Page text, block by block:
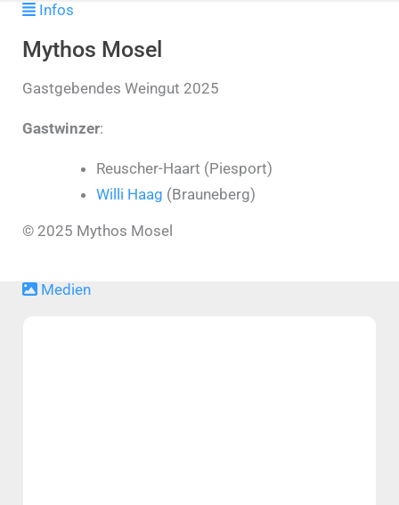
Infos
Mythos Mosel
Gastgebendes Weingut 2025
Gastwinzer:
Reuscher-Haart (Piesport)
Willi Haag (Brauneberg)
© 2025 Mythos Mosel
Medien